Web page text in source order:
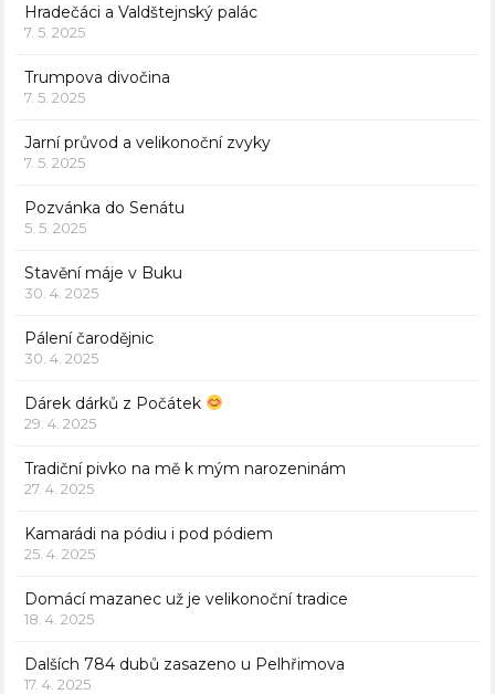
Hradečáci a Valdštejnský palác
7. 5. 2025
Trumpova divočina
7. 5. 2025
Jarní průvod a velikonoční zvyky
7. 5. 2025
Pozvánka do Senátu
5. 5. 2025
Stavění máje v Buku
30. 4. 2025
Pálení čarodějnic
30. 4. 2025
Dárek dárků z Počátek
29. 4. 2025
Tradiční pivko na mě k mým narozeninám
27. 4. 2025
Kamarádi na pódiu i pod pódiem
25. 4. 2025
Domácí mazanec už je velikonoční tradice
18. 4. 2025
Dalších 784 dubů zasazeno u Pelhřimova
17. 4. 2025